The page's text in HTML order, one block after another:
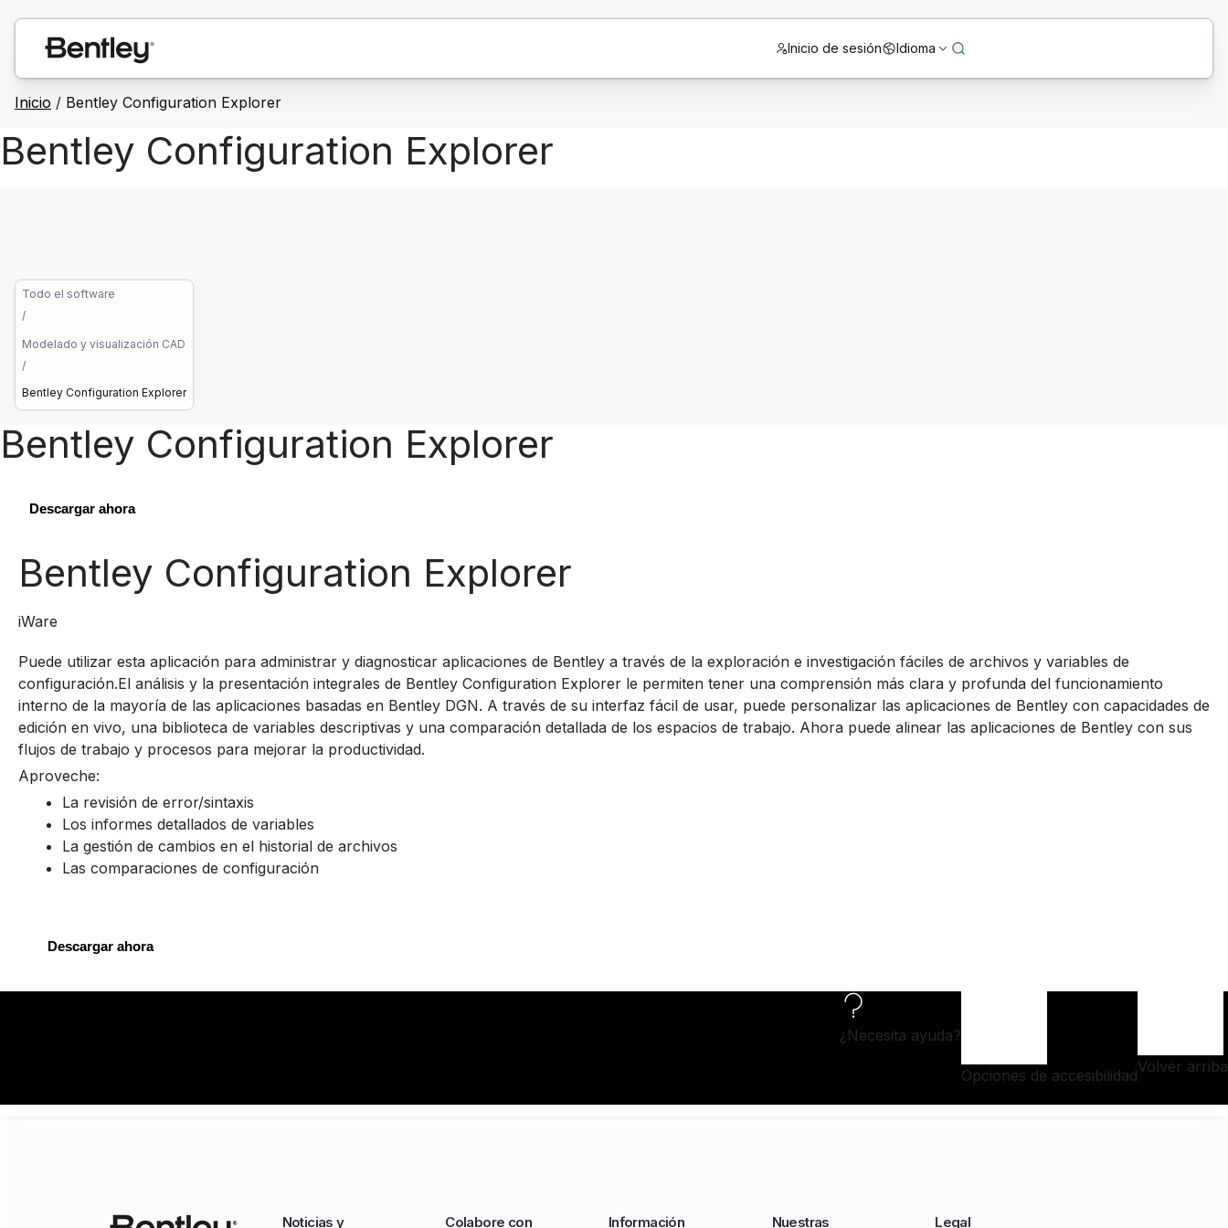
Inicio de sesión Idioma
Inicio / Bentley Configuration Explorer
Bentley Configuration Explorer
Todo el software
/
Modelado y visualización CAD
/
Bentley Configuration Explorer
Bentley Configuration Explorer
Descargar ahora
Bentley Configuration Explorer
iWare
Puede utilizar esta aplicación para administrar y diagnosticar aplicaciones de Bentley a través de la exploración e investigación fáciles de archivos y variables de
configuración.El análisis y la presentación integrales de Bentley Configuration Explorer le permiten tener una comprensión más clara y profunda del funcionamiento
interno de la mayoría de las aplicaciones basadas en Bentley DGN. A través de su interfaz fácil de usar, puede personalizar las aplicaciones de Bentley con capacidades de
edición en vivo, una biblioteca de variables descriptivas y una comparación detallada de los espacios de trabajo. Ahora puede alinear las aplicaciones de Bentley con sus
flujos de trabajo y procesos para mejorar la productividad.
Aproveche:
La revisión de error/sintaxis
Los informes detallados de variables
La gestión de cambios en el historial de archivos
Las comparaciones de configuración
Descargar ahora
¿Necesita ayuda?
Opciones de accesibilidadVolver arriba
Noticias y Colabore con Información Nuestras Legal